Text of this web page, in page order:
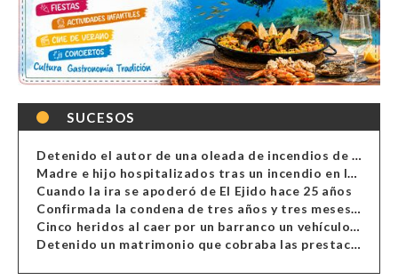
SUCESOS
Detenido el autor de una oleada de incendios de contenedores en Almería
Madre e hijo hospitalizados tras un incendio en la cocina de una vivienda en Almería
Cuando la ira se apoderó de El Ejido hace 25 años
Confirmada la condena de tres años y tres meses al hombre de Antas acusado de xenofobia
Cinco heridos al caer por un barranco un vehículo en Alcolea
Detenido un matrimonio que cobraba las prestaciones de ilegales en Almería, Granada, Málaga, Huelva y Murcia